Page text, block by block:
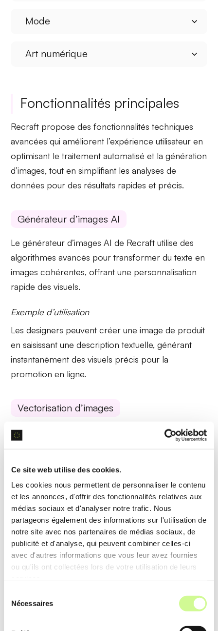
Ce site web utilise des cookies.
Les cookies nous permettent de personnaliser le contenu
et les annonces, d'offrir des fonctionnalités relatives aux
médias sociaux et d'analyser notre trafic. Nous
partageons également des informations sur l'utilisation de
notre site avec nos partenaires de médias sociaux, de
publicité et d'analyse, qui peuvent combiner celles-ci
avec d'autres informations que vous leur avez fournies
ou qu'ils ont collectées lors de votre utilisation de leurs
Nécessaires
Mode
Art numérique
Fonctionnalités principales
Recraft propose desfonctionnalités techniques
avancées qui améliorent l’expérience utilisateur en
optimisant letraitement automatisé et lagénération
d’images, tout en simplifiant lesanalyses de
données pour des résultats rapides et précis.
Générateur d’images AI
Le générateur d’images AI de Recraft utilise des
algorithmes avancés pour transformer dutexte en
images cohérentes, offrant une personnalisation
rapide des visuels.
Exemple d’utilisation
Les designers peuvent créer uneimage de produit
en saisissant une description textuelle, générant
instantanément des visuels précis pour la
promotion en ligne.
Vectorisation d’images
Recraft convertit des images raster en
vecteurs
professionnelles.
Exemple d’utilisation
Unlogo d’entreprisepeut être vectorisé pour
l’impression à différentes échelles, maintenat ainsi
sa qualité visuelle sur tous les supports marketing.
Suppression de l’arrière-plan
L’outil de suppression de l’arrière-plan utilise des